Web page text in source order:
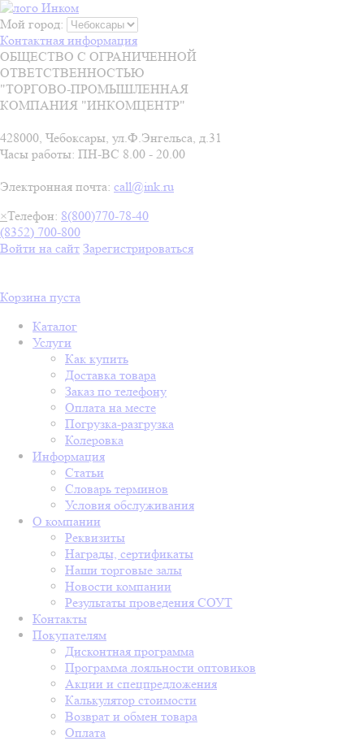
Мой город:
Контактная информация
ОБЩЕСТВО С ОГРАНИЧЕННОЙ
ОТВЕТСТВЕННОСТЬЮ
"ТОРГОВО-ПРОМЫШЛЕННАЯ
КОМПАНИЯ "ИНКОМЦЕНТР"
428000, Чебоксары, ул.Ф.Энгельса, д.31
Часы работы: ПН-ВС 8.00 - 20.00
Электронная почта: call@ink.ru
×Телефон: 8(800)770-78-40
(8352) 700-800
Войти на сайт Зарегистрироваться
Корзина пуста
Каталог
Услуги
Как купить
Доставка товара
Заказ по телефону
Оплата на месте
Погрузка-разгрузка
Колеровка
Информация
Статьи
Словарь терминов
Условия обслуживания
О компании
Реквизиты
Награды, сертификаты
Наши торговые залы
Новости компании
Результаты проведения СОУТ
Контакты
Покупателям
Дисконтная программа
Программа лояльности оптовиков
Акции и спецпредложения
Калькулятор стоимости
Возврат и обмен товара
Оплата